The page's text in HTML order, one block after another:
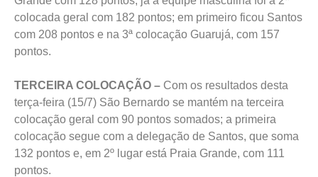
colocada geral com 182 pontos; em primeiro ficou Santos
com 208 pontos e na 3ª colocação Guarujá, com 157
pontos.
TERCEIRA COLOCAÇÃO – Com os resultados desta
terça-feira (15/7) São Bernardo se mantém na terceira
colocação geral com 90 pontos somados; a primeira
colocação segue com a delegação de Santos, que soma
132 pontos e, em 2º lugar está Praia Grande, com 111
pontos.